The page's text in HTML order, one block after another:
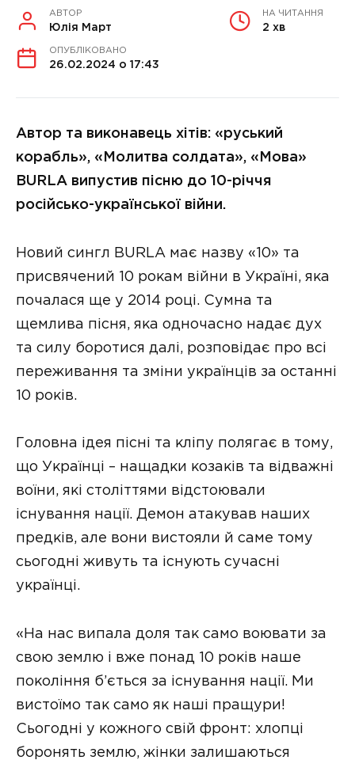
АВТОР
Юлія Март
НА ЧИТАННЯ
2 хв
ОПУБЛІКОВАНО
26.02.2024 о 17:43
Автор та виконавець хітів: «руський
корабль», «Молитва солдата», «Мова»
BURLA випустив пісню до 10-річчя
російсько-української війни.
Новий сингл BURLA має назву «10» та
присвячений 10 рокам війни в Україні, яка
почалася ще у 2014 році. Сумна та
щемлива пісня, яка одночасно надає дух
та силу боротися далі, розповідає про всі
переживання та зміни українців за останні
10 років.
Головна ідея пісні та кліпу полягає в тому,
що Українці – нащадки козаків та відважні
воїни, які століттями відстоювали
існування нації. Демон атакував наших
предків, але вони вистояли й саме тому
сьогодні живуть та існують сучасні
українці.
«На нас випала доля так само воювати за
свою землю і вже понад 10 років наше
покоління б’ється за існування нації. Ми
вистоїмо так само як наші пращури!
Сьогодні у кожного свій фронт: хлопці
боронять землю, жінки залишаються